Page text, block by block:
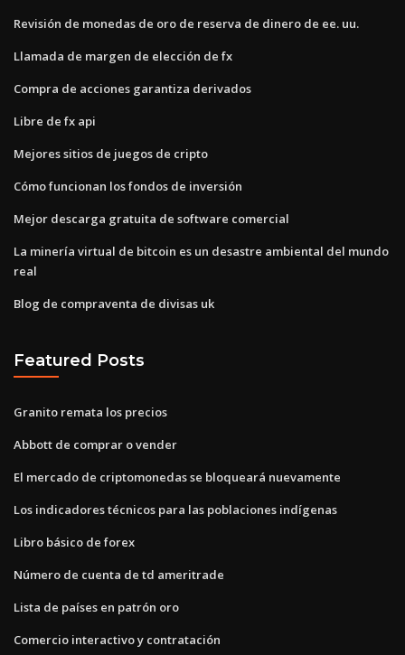
Revisión de monedas de oro de reserva de dinero de ee. uu.
Llamada de margen de elección de fx
Compra de acciones garantiza derivados
Libre de fx api
Mejores sitios de juegos de cripto
Cómo funcionan los fondos de inversión
Mejor descarga gratuita de software comercial
La minería virtual de bitcoin es un desastre ambiental del mundo
real
Blog de compraventa de divisas uk
Featured Posts
Granito remata los precios
Abbott de comprar o vender
El mercado de criptomonedas se bloqueará nuevamente
Los indicadores técnicos para las poblaciones indígenas
Libro básico de forex
Número de cuenta de td ameritrade
Lista de países en patrón oro
Comercio interactivo y contratación